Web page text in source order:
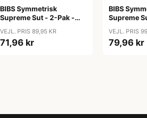
BIBS Symmetrisk
Supreme Sut - 2-Pak -
Cloud/Steel Blue
VEJL. PRIS 89,95 KR
71,96 kr
BIBS
Supreme
Blush/
VEJL. PRIS
79,96 kr